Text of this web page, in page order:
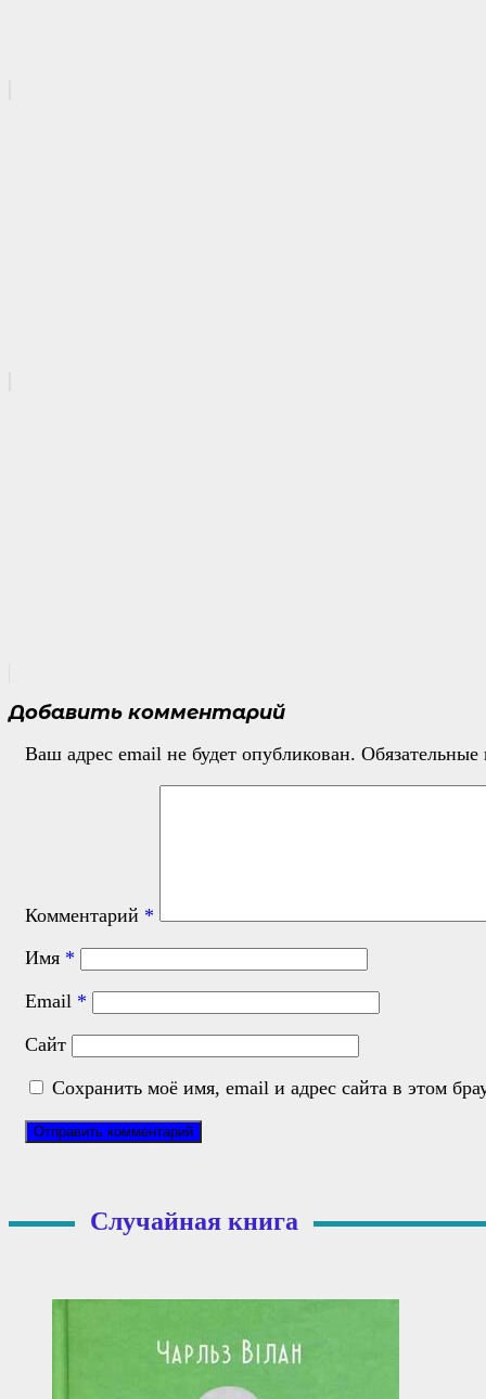
Добавить комментарий
Ваш адрес email не будет опубликован.
Комментарий *
Имя *
Email *
Сайт
Сохранить моё имя, email и адрес сайта в этом
Случайная книга